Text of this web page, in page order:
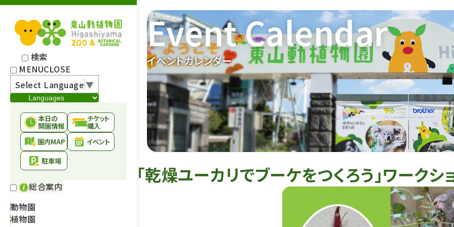
検索
MENUCLOSE
Select Language▼
本日の
開園情報
チケット
購入
園内MAP
イベント
駐車場
総合案内
動物園
植物園
イベントカレンダー
Event Calendar
「乾燥ユーカリでブーケをつくろう」ワークシ